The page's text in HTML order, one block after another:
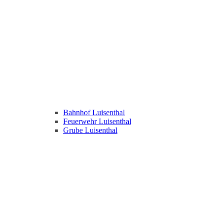
Bahnhof Luisenthal
Feuerwehr Luisenthal
Grube Luisenthal